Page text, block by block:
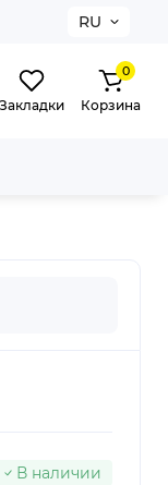
RU
Закладки
0
Корзина
В наличии